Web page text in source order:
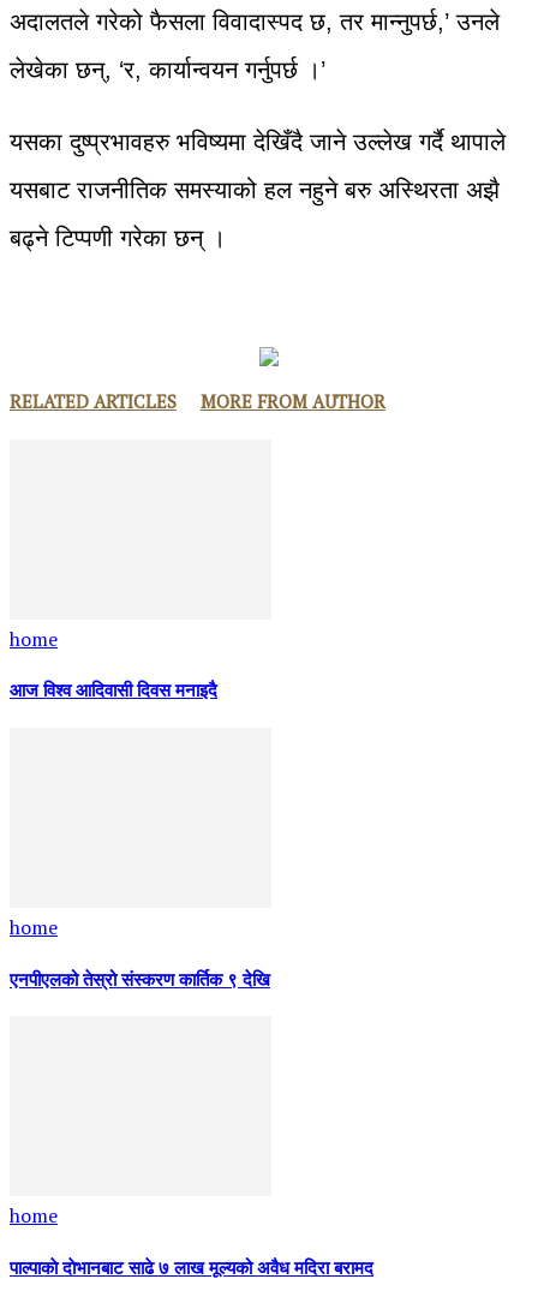
अदालतले गरेको फैसला विवादास्पद छ, तर मान्नुपर्छ,’ उनले
लेखेका छन्, ‘र, कार्यान्वयन गर्नुपर्छ ।’
यसका दुष्प्रभावहरु भविष्यमा देखिँदै जाने उल्लेख गर्दै थापाले
यसबाट राजनीतिक समस्याको हल नहुने बरु अस्थिरता अझै
बढ्ने टिप्पणी गरेका छन् ।
RELATED ARTICLES MORE FROM AUTHOR
home
आज विश्व आदिवासी दिवस मनाइदै
home
एनपीएलको तेस्रो संस्करण कार्तिक ९ देखि
home
पाल्पाकाे दाेभानबाट साढे ७ लाख मूल्यको अवैध मदिरा बरामद